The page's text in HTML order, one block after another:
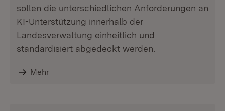
sollen die unterschiedlichen Anforderungen an
KI-Unterstützung innerhalb der
Landesverwaltung einheitlich und
standardisiert abgedeckt werden.
Mehr